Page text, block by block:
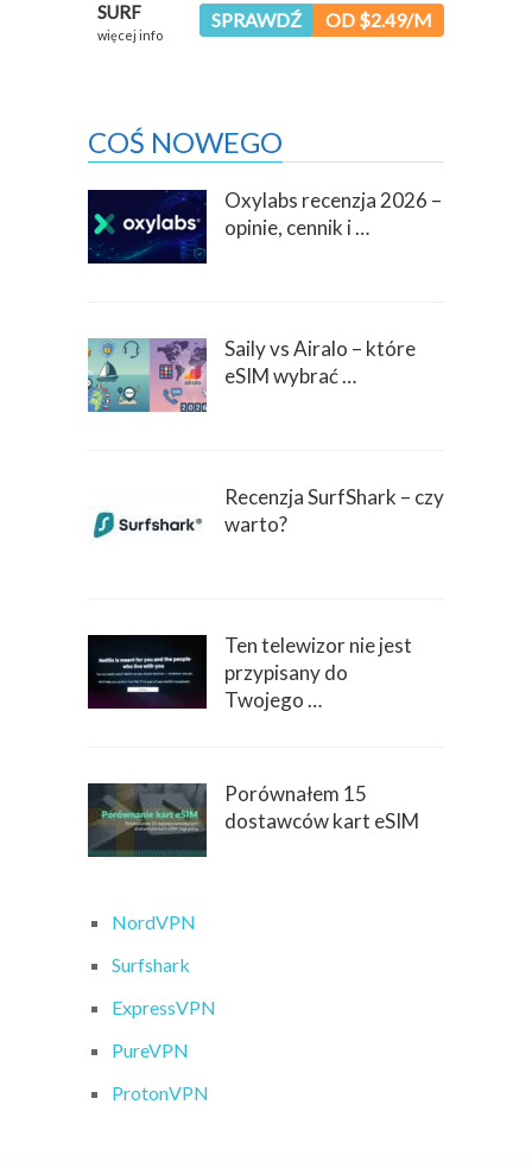
SURF
więcej info
SPRAWDŹ OD $2.49/M
COŚ NOWEGO
Oxylabs recenzja 2026 –
opinie, cennik i …
Saily vs Airalo – które
eSIM wybrać …
Recenzja SurfShark – czy
warto?
Ten telewizor nie jest
przypisany do
Twojego …
Porównałem 15
dostawców kart eSIM
NordVPN
Surfshark
ExpressVPN
PureVPN
ProtonVPN